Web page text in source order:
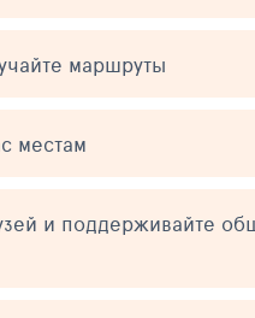
маршруты
местам
и поддерживайте